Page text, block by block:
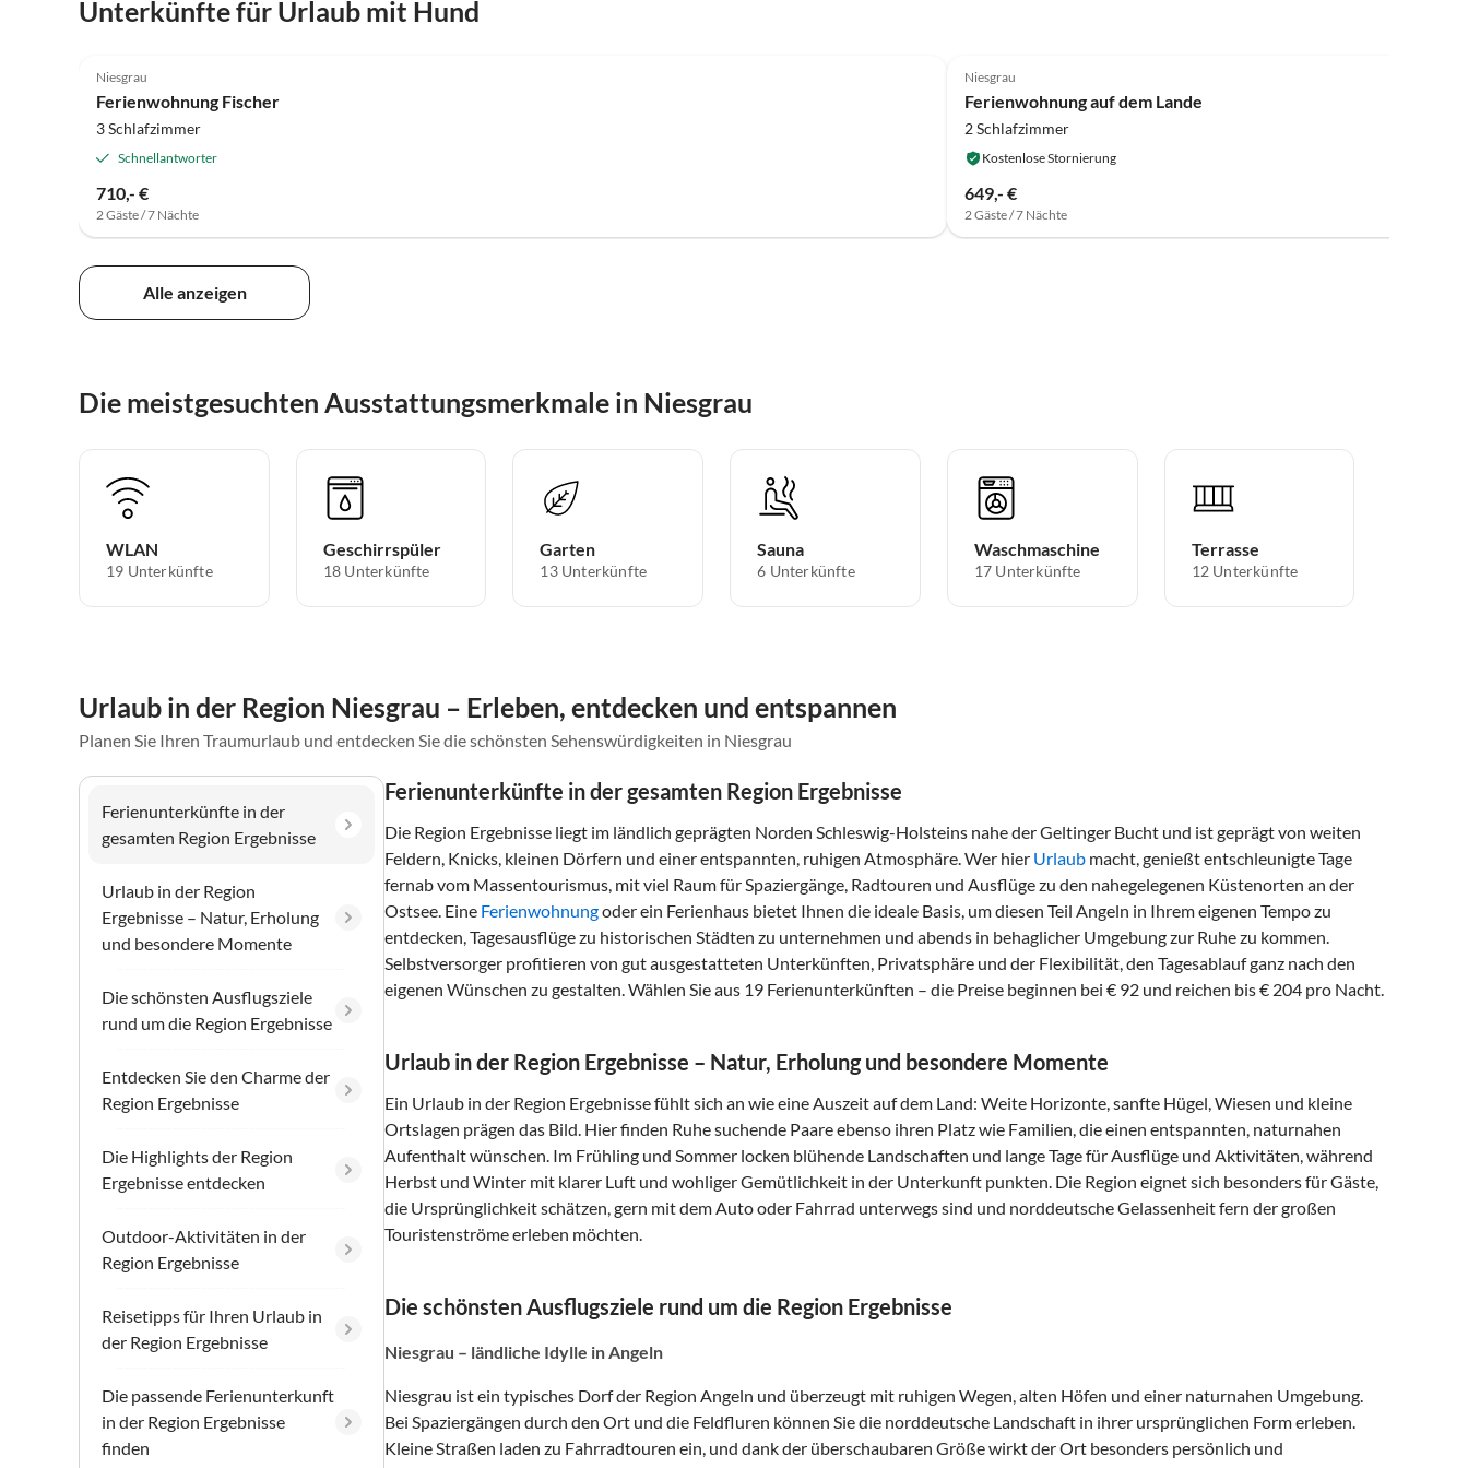
Unterkünfte für Urlaub mit Hund
Niesgrau
Ferienwohnung Fischer
3 Schlafzimmer
Schnellantworter
710,- €
2 Gäste / 7 Nächte
Niesgrau
Ferienwohnung auf dem Lande
2 Schlafzimmer
Kostenlose Stornierung
649,- €
2 Gäste / 7 Nächte
Alle anzeigen
Die meistgesuchten Ausstattungsmerkmale in Niesgrau
WLAN
19 Unterkünfte
Geschirrspüler
18 Unterkünfte
Garten
13 Unterkünfte
Sauna
6 Unterkünfte
Waschmaschine
17 Unterkünfte
Terrasse
12 Unterkünfte
Urlaub in der Region Niesgrau – Erleben, entdecken und entspannen
Planen Sie Ihren Traumurlaub und entdecken Sie die schönsten Sehenswürdigkeiten in Niesgrau
Ferienunterkünfte in der
gesamten Region Ergebnisse
Urlaub in der Region
Ergebnisse – Natur, Erholung
und besondere Momente
Die schönsten Ausflugsziele
rund um die Region Ergebnisse
Entdecken Sie den Charme der
Region Ergebnisse
Die Highlights der Region
Ergebnisse entdecken
Outdoor-Aktivitäten in der
Region Ergebnisse
Reisetipps für Ihren Urlaub in
der Region Ergebnisse
Die passende Ferienunterkunft
in der Region Ergebnisse
finden
Ferienunterkünfte in der gesamten Region Ergebnisse
Die Region Ergebnisse liegt im ländlich geprägten Norden Schleswig-Holsteins nahe der Geltinger Bucht und ist geprägt von weiten
Feldern, Knicks, kleinen Dörfern und einer entspannten, ruhigen Atmosphäre. Wer hier Urlaub macht, genießt entschleunigte Tage
fernab vom Massentourismus, mit viel Raum für Spaziergänge, Radtouren und Ausflüge zu den nahegelegenen Küstenorten an der
Ostsee. Eine Ferienwohnungoder ein Ferienhaus bietet Ihnen die ideale Basis, um diesen Teil Angeln in Ihrem eigenen Tempo zu
entdecken, Tagesausflüge zu historischen Städten zu unternehmen und abends in behaglicher Umgebung zur Ruhe zu kommen.
Selbstversorger profitieren von gut ausgestatteten Unterkünften, Privatsphäre und der Flexibilität, den Tagesablauf ganz nach den
eigenen Wünschen zu gestalten. Wählen Sie aus 19 Ferienunterkünften – die Preise beginnen bei € 92 und reichen bis € 204 pro Nacht.
Urlaub in der Region Ergebnisse – Natur, Erholung und besondere Momente
Ein Urlaub in der Region Ergebnisse fühlt sich an wie eine Auszeit auf dem Land: Weite Horizonte, sanfte Hügel, Wiesen und kleine
Ortslagen prägen das Bild. Hier finden Ruhe suchende Paare ebenso ihren Platz wie Familien, die einen entspannten, naturnahen
Aufenthalt wünschen. Im Frühling und Sommer locken blühende Landschaften und lange Tage für Ausflüge und Aktivitäten, während
Herbst und Winter mit klarer Luft und wohliger Gemütlichkeit in der Unterkunft punkten. Die Region eignet sich besonders für Gäste,
die Ursprünglichkeit schätzen, gern mit dem Auto oder Fahrrad unterwegs sind und norddeutsche Gelassenheit fern der großen
Touristenströme erleben möchten.
Die schönsten Ausflugsziele rund um die Region Ergebnisse
Niesgrau – ländliche Idylle in Angeln
Niesgrau ist ein typisches Dorf der Region Angeln und überzeugt mit ruhigen Wegen, alten Höfen und einer naturnahen Umgebung.
Bei Spaziergängen durch den Ort und die Feldfluren können Sie die norddeutsche Landschaft in ihrer ursprünglichen Form erleben.
Kleine Straßen laden zu Fahrradtouren ein, und dank der überschaubaren Größe wirkt der Ort besonders persönlich und